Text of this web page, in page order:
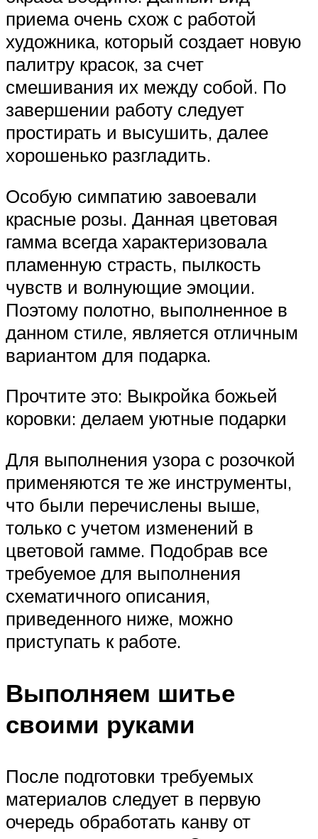
приема очень схож с работой
художника, который создает новую
палитру красок, за счет
смешивания их между собой. По
завершении работу следует
простирать и высушить, далее
хорошенько разгладить.
Особую симпатию завоевали
красные розы. Данная цветовая
гамма всегда характеризовала
пламенную страсть, пылкость
чувств и волнующие эмоции.
Поэтому полотно, выполненное в
данном стиле, является отличным
вариантом для подарка.
Прочтите это: Выкройка божьей
коровки: делаем уютные подарки
Для выполнения узора с розочкой
применяются те же инструменты,
что были перечислены выше,
только с учетом изменений в
цветовой гамме. Подобрав все
требуемое для выполнения
схематичного описания,
приведенного ниже, можно
приступать к работе.
Выполняем шитье
своими руками
После подготовки требуемых
материалов следует в первую
очередь обработать канву от